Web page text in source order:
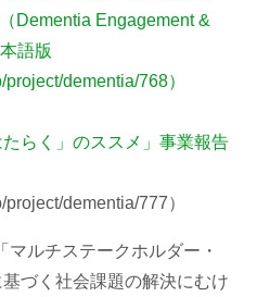
Dementia Engagement &
語版
project/dementia/768）
らく」のススメ」事業報告
project/dementia/777）
ルチステークホルダー・
づく社会課題の解決にむけ